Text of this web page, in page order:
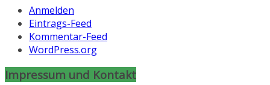
Anmelden
Eintrags-Feed
Kommentar-Feed
WordPress.org
Impressum und Kontakt